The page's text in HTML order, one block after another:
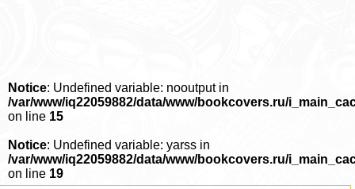
Notice: Undefined variable: nooutput in
/var/www/iq22059882/data/www/bookcovers.ru/
on line 15
Notice: Undefined variable: yarss in
/var/www/iq22059882/data/www/bookcovers.ru/
on line 19